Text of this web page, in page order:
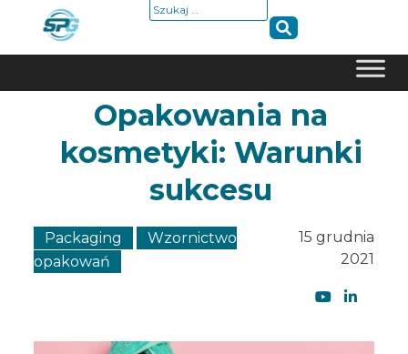
Szukaj:
Opakowania na
kosmetyki: Warunki
sukcesu
Packaging
Wzornictwo
opakowań
15 grudnia
2021